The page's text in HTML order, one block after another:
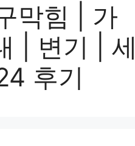
막힘 | 가
| 변기 | 세
후기